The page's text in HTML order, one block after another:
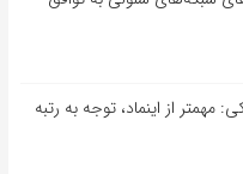
مهمتر از اینماد، توجه به رتبه